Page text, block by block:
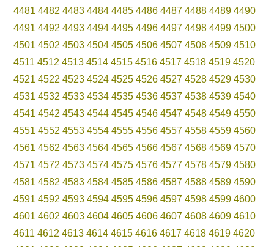
4481 4482 4483 4484 4485 4486 4487 4488 4489 4490
4491 4492 4493 4494 4495 4496 4497 4498 4499 4500
4501 4502 4503 4504 4505 4506 4507 4508 4509 4510
4511 4512 4513 4514 4515 4516 4517 4518 4519 4520
4521 4522 4523 4524 4525 4526 4527 4528 4529 4530
4531 4532 4533 4534 4535 4536 4537 4538 4539 4540
4541 4542 4543 4544 4545 4546 4547 4548 4549 4550
4551 4552 4553 4554 4555 4556 4557 4558 4559 4560
4561 4562 4563 4564 4565 4566 4567 4568 4569 4570
4571 4572 4573 4574 4575 4576 4577 4578 4579 4580
4581 4582 4583 4584 4585 4586 4587 4588 4589 4590
4591 4592 4593 4594 4595 4596 4597 4598 4599 4600
4601 4602 4603 4604 4605 4606 4607 4608 4609 4610
4611 4612 4613 4614 4615 4616 4617 4618 4619 4620